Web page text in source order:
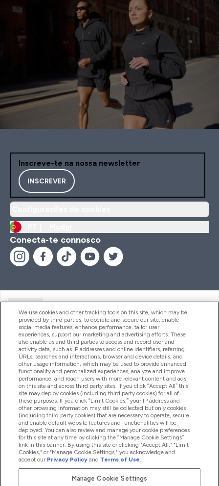
Inscreve-te na nossa newsletter
INSCREVER
Conecta-te connosco
Produtos
Informação
Fidelidade E Recompensas
2026 The Hut.com Ltd
We use cookies and other tracking tools on this site, which may be
provided by third parties, to operate and secure our site, enable
social media features, enhance performance, tailor user
experiences, support our marketing and advertising efforts. These
also enable us and third parties to access and record user and
activity data, such as IP addresses and online identifiers, referring
URLs, searches and interactions, browser and device details, and
other usage information, which may be used to provide enhanced
functionality and personalized experiences, analyze and improve
performance, and reach users with more relevant content and ads
on this site and across third party sites. If you click “Accept All” this
site may deploy cookies (including third party cookies) for all of
these purposes. If you click “Limit Cookies,” your IP address and
other browsing information may still be collected but only cookies
(including third party cookies) that are necessary to operate, secure
and enable default website features and functionalities will be
deployed. You can also review and manage your cookie preferences
for this site at any time by clicking the “Manage Cookie Settings”
link in this banner. By using this site or clicking "Accept All," "Limit
Cookies," or "Manage Cookie Settings," you acknowledge and
accept our Privacy Policy and Terms of Use.
Manage Cookie Settings